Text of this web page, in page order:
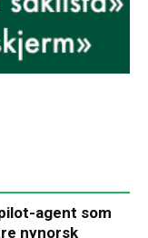
agent som
nynorsk